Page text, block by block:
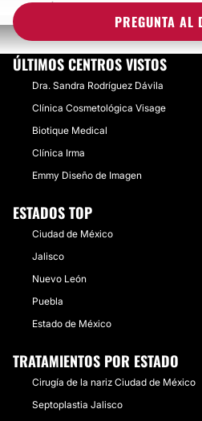
PREGUNTA AL
¿A QUÉ EDAD ME PUEDO OPERAR LA
ÚLTIMOS CENTROS VISTOS
Dra. Sandra Rodríguez Dávila
Clínica Cosmetológica Visage
Biotique Medical
Clínica Irma
Emmy Diseño de Imagen
ESTADOS TOP
Ciudad de México
Jalisco
Nuevo León
Puebla
Estado de México
TRATAMIENTOS POR ESTADO
Cirugía de la nariz Ciudad de México
Septoplastia Jalisco